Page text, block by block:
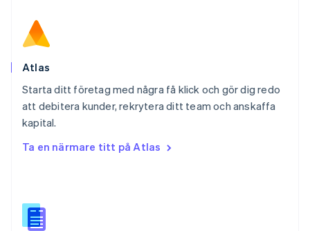
Atlas
Starta ditt företag med några få klick och gör dig redo
att debitera kunder, rekrytera ditt team och anskaffa
kapital.
Ta en närmare titt på Atlas
Português
Rumänien
English
DeutschFrançaisItalianoEnglish
Singapore
English
English
Español
Storbritannien